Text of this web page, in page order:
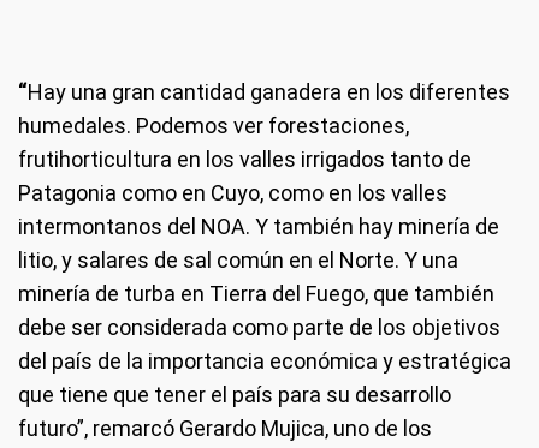
“Hay una gran cantidad ganadera en los diferentes
humedales. Podemos ver forestaciones,
frutihorticultura en los valles irrigados tanto de
Patagonia como en Cuyo, como en los valles
intermontanos del NOA. Y también hay minería de
litio, y salares de sal común en el Norte. Y una
minería de turba en Tierra del Fuego, que también
debe ser considerada como parte de los objetivos
del país de la importancia económica y estratégica
que tiene que tener el país para su desarrollo
futuro”, remarcó Gerardo Mujica, uno de los